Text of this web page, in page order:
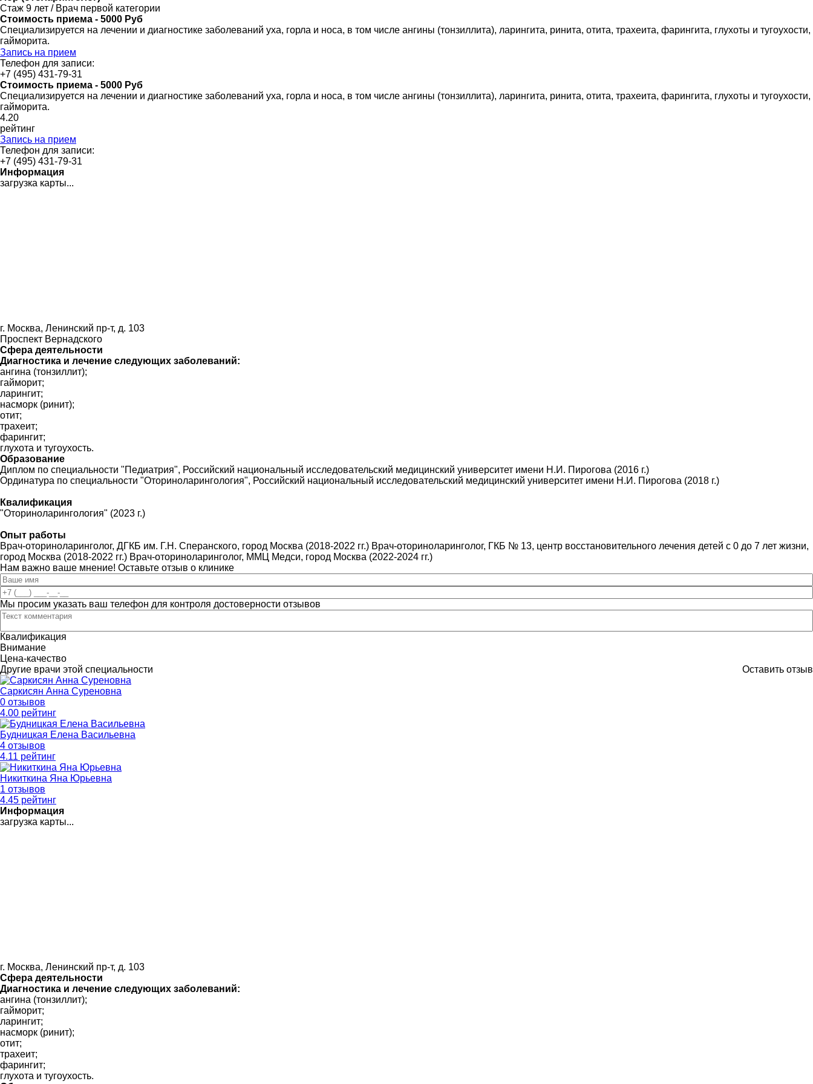
Стаж 9 лет / Врач первой категории
Стоимость приема - 5000 Руб
Специализируется на лечении и диагностике заболеваний уха, горла и носа, в том числе ангины (тонзиллита), ларингита, ринита, отита, трахеита, фарингита, глухоты и тугоухости,
гайморита.
Запись на прием
Телефон для записи:
+7 (495) 431-79-31
Стоимость приема - 5000 Руб
Специализируется на лечении и диагностике заболеваний уха, горла и носа, в том числе ангины (тонзиллита), ларингита, ринита, отита, трахеита, фарингита, глухоты и тугоухости,
гайморита.
4.20
рейтинг
Запись на прием
Телефон для записи:
+7 (495) 431-79-31
Информация
загрузка карты...
г. Москва, Ленинский пр-т, д. 103
Проспект Вернадского
Сфера деятельности
Диагностика и лечение следующих заболеваний:
ангина (тонзиллит);
гайморит;
ларингит;
насморк (ринит);
отит;
трахеит;
фарингит;
глухота и тугоухость.
Образование
Диплом по специальности "Педиатрия", Российский национальный исследовательский медицинский университет имени Н.И. Пирогова (2016 г.)
Ординатура по специальности "Оториноларингология", Российский национальный исследовательский медицинский университет имени Н.И. Пирогова (2018 г.)
Квалификация
"Оториноларингология" (2023 г.)
Опыт работы
Врач-оториноларинголог, ДГКБ им. Г.Н. Сперанского, город Москва (2018-2022 гг.) Врач-оториноларинголог, ГКБ № 13, центр восстановительного лечения детей с 0 до 7 лет жизни,
город Москва (2018-2022 гг.) Врач-оториноларинголог, ММЦ Медси, город Москва (2022-2024 гг.)
Нам важно ваше мнение! Оставьте отзыв о клинике
Мы просим указать ваш телефон для контроля достоверности отзывов
Квалификация
Внимание
Цена-качество
Оставить отзыв
Другие врачи этой специальности
Саркисян Анна Суреновна
0 отзывов
4.00 рейтинг
Будницкая Елена Васильевна
4 отзывов
4.11 рейтинг
Никиткина Яна Юрьевна
1 отзывов
4.45 рейтинг
Информация
загрузка карты...
г. Москва, Ленинский пр-т, д. 103
Сфера деятельности
Диагностика и лечение следующих заболеваний:
ангина (тонзиллит);
гайморит;
ларингит;
насморк (ринит);
отит;
трахеит;
фарингит;
глухота и тугоухость.